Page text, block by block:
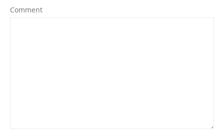
Comment